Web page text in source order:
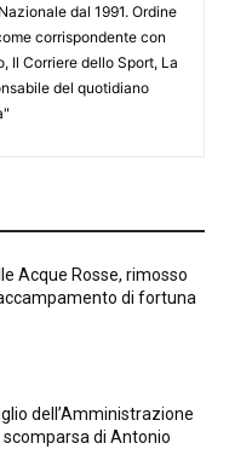
dal 1991. Ordine
corrispondente con
Il Corriere dello Sport, La
del quotidiano
Acque Rosse, rimosso
di fortuna
dell’Amministrazione
di Antonio